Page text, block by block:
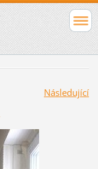
Následující